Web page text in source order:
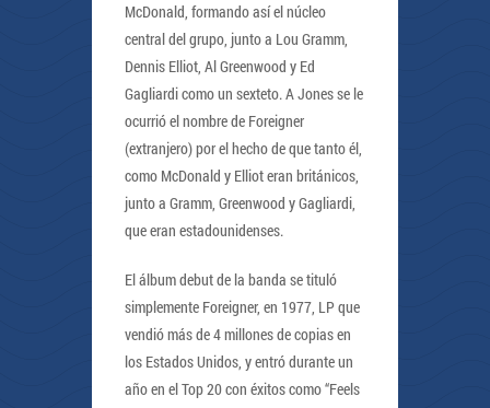
McDonald, formando así el núcleo
central del grupo, junto a Lou Gramm,
Dennis Elliot, Al Greenwood y Ed
Gagliardi como un sexteto. A Jones se le
ocurrió el nombre de Foreigner
(extranjero) por el hecho de que tanto él,
como McDonald y Elliot eran británicos,
junto a Gramm, Greenwood y Gagliardi,
que eran estadounidenses.
El álbum debut de la banda se tituló
simplemente Foreigner, en 1977, LP que
vendió más de 4 millones de copias en
los Estados Unidos, y entró durante un
año en el Top 20 con éxitos como “Feels